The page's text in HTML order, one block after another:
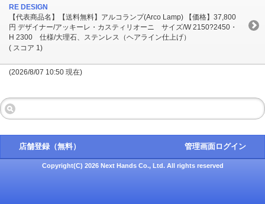
RE DESIGN
【代表商品名】【送料無料】アルコランプ(Arco Lamp) 【価格】37,800
円 デザイナー/アッキーレ・カスティリオーニ サイズ/W 2150?2450・
H 2300 仕様/大理石、ステンレス（ヘアライン仕上げ）
( スコア 1)
(2026/8/07 10:50 現在)
店舗登録（無料） 管理画面ログイン
Copyright(C) 2026 Next Hands Co., Ltd. All rights reserved